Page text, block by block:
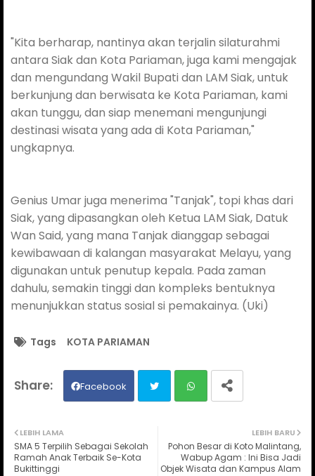
"Kita berharap, nantinya akan terjalin silaturahmi
antara Siak dan Kota Pariaman, juga kami mengajak
dan mengundang Wakil Bupati dan LAM Siak, untuk
berkunjung dan berwisata ke Kota Pariaman, kami
akan tunggu, dan siap menemani mengunjungi
destinasi wisata yang ada di Kota Pariaman,"
ungkapnya.
Genius Umar juga menerima "Tanjak", topi khas dari
Siak, yang dipasangkan oleh Ketua LAM Siak, Datuk
Wan Said, yang mana Tanjak dianggap sebagai
kewibawaan di kalangan masyarakat Melayu, yang
digunakan untuk penutup kepala. Pada zaman
dahulu, semakin tinggi dan kompleks bentuknya
menunjukkan status sosial si pemakainya. (Uki)
Tags KOTA PARIAMAN
Facebook
ats
LEBIH BARU
Pohon Besar di Koto Malintang,
Wabup Agam : Ini Bisa Jadi
Objek Wisata dan Kampus Alam
LEBIH LAMA
SMA 5 Terpilih Sebagai Sekolah
Ramah Anak Terbaik Se-Kota
Bukittinggi